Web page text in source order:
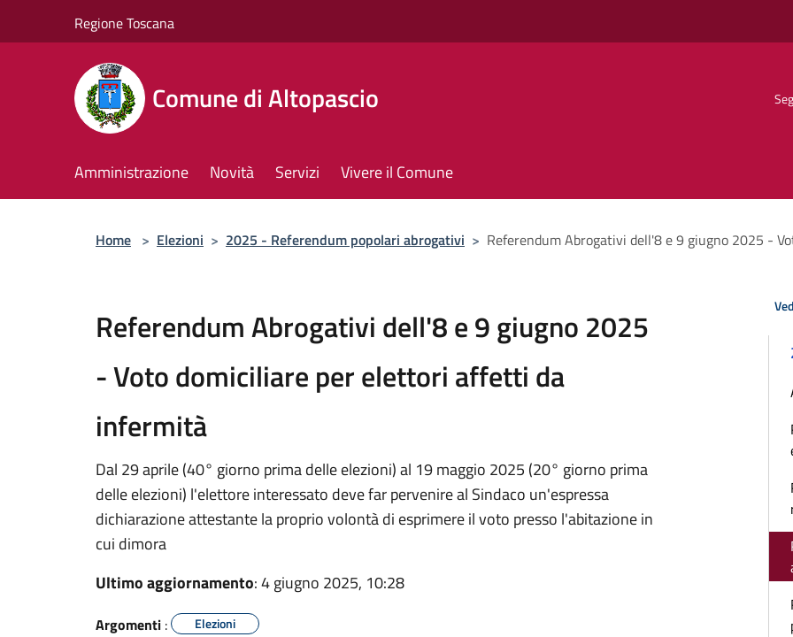
Regione Toscana
Comune di Altopascio
Amministrazione Novità Servizi Vivere il Comune
Home > Elezioni > 2025 - Referendum popolari abrogativi > Referendum Abrogativi dell'8 e 9 giugno 2025 -
Referendum Abrogativi dell'8 e 9 giugno 2025
- Voto domiciliare per elettori affetti da
infermità
Dal 29 aprile (40° giorno prima delle elezioni) al 19 maggio 2025 (20° giorno prima
delle elezioni) l'elettore interessato deve far pervenire al Sindaco un'espressa
dichiarazione attestante la proprio volontà di esprimere il voto presso l'abitazione in
cui dimora
Ultimo aggiornamento: 4 giugno 2025, 10:28
Argomenti : Elezioni